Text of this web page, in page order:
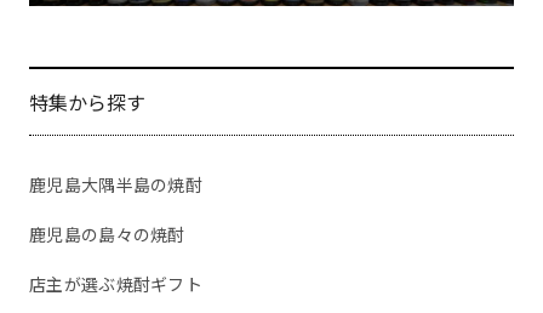
特集から探す
鹿児島大隅半島の焼酎
鹿児島の島々の焼酎
店主が選ぶ焼酎ギフト